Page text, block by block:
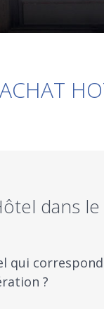
ACHAT
dans
qui
?